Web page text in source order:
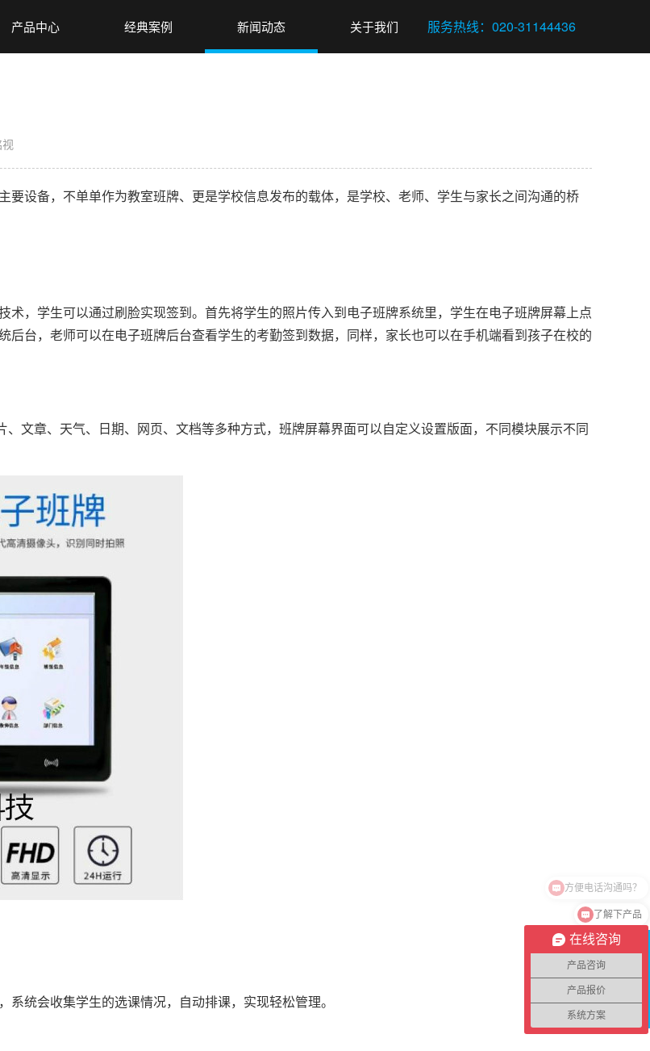
产品中心 经典案例 新闻动态 关于我们
设备，不单单作为教室班牌、更是学校信息发布的载体，是学校、老师、学生与家长之间沟通的桥
，学生可以通过刷脸实现签到。首先将学生的照片传入到电子班牌系统里，学生在电子班牌屏幕上点
台，老师可以在电子班牌后台查看学生的考勤签到数据，同样，家长也可以在手机端看到孩子在校的
文章、天气、日期、网页、文档等多种方式，班牌屏幕界面可以自定义设置版面，不同模块展示不同
统会收集学生的选课情况，自动排课，实现轻松管理。
在
客
在线咨询
产品咨询
产品报价
系统方案
了解下产品